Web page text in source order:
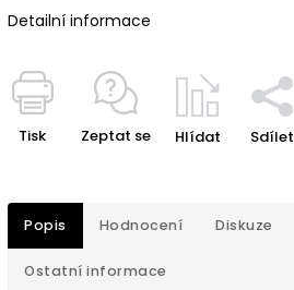
Detailní informace
Tisk Zeptat se Hlídat Sdílet
Popis Hodnocení Diskuze
Ostatní informace